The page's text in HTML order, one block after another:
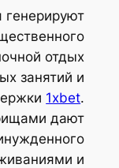
генерируют
отдых
занятий и
1хbet.
дают
и